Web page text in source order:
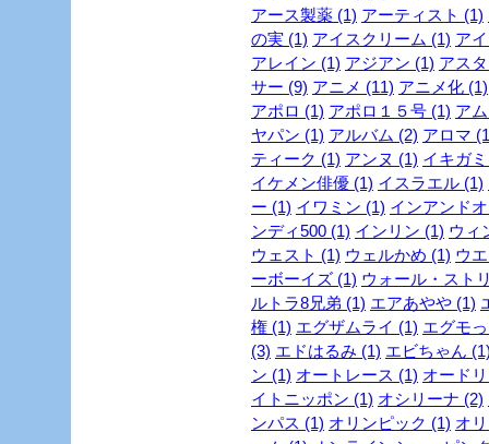
アース製薬 (1) アーティスト (1)
の実 (1) アイスクリーム (1) ア
アレイン (1) アジアン (1) アス
サー (9) アニメ (11) アニメ化 (1)
アポロ (1) アポロ１５号 (1) ア
ヤパン (1) アルバム (2) アロマ
ティーク (1) アンヌ (1) イキガ
イケメン俳優 (1) イスラエル (1)
ー (1) イワミン (1) インアンド
ンディ500 (1) インリン (1) ウィ
ウェスト (1) ウェルかめ (1) ウ
ーボーイズ (1) ウォール・スト
ルトラ8兄弟 (1) エアあやや (1)
権 (1) エグザムライ (1) エグモ
(3) エドはるみ (1) エビちゃん
ン (1) オートレース (1) オード
イトニッポン (1) オシリーナ (2)
ンパス (1) オリンピック (1) オ